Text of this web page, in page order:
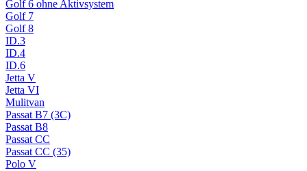
Golf 6 ohne Aktivsystem
Golf 7
Golf 8
ID.3
ID.4
ID.6
Jetta V
Jetta VI
Mulitvan
Passat B7 (3C)
Passat B8
Passat CC
Passat CC (35)
Polo V